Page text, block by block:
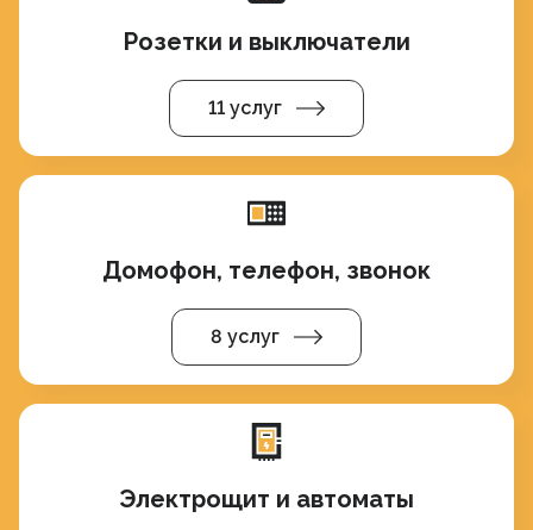
Розетки и выключатели
11 услуг
Домофон, телефон, звонок
8 услуг
Электрощит и автоматы